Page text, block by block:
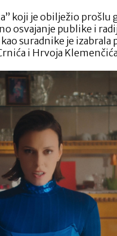
još
u
–
koji je obilježio prošlu
osvajanje publike i
suradnike je
i Hrvoja